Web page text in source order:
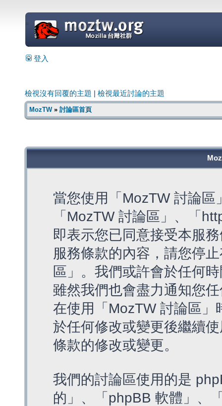
=
登入
檢視沒有回覆的主題 檢視最近討論的主題
MozTW» 討論區首頁
當您使用「MozTW 討論
「MozTW 討論區」、「
即表示您已同意接受本服
服務條款的內容，請您停
區」。我們或許會於任何
雖然我們也會盡力通知您
在使用「MozTW 討論區
於任何修改或變更後繼續
條款的修改或變更。
我們的討論區使用的是
的」、「phpBB 軟體」、